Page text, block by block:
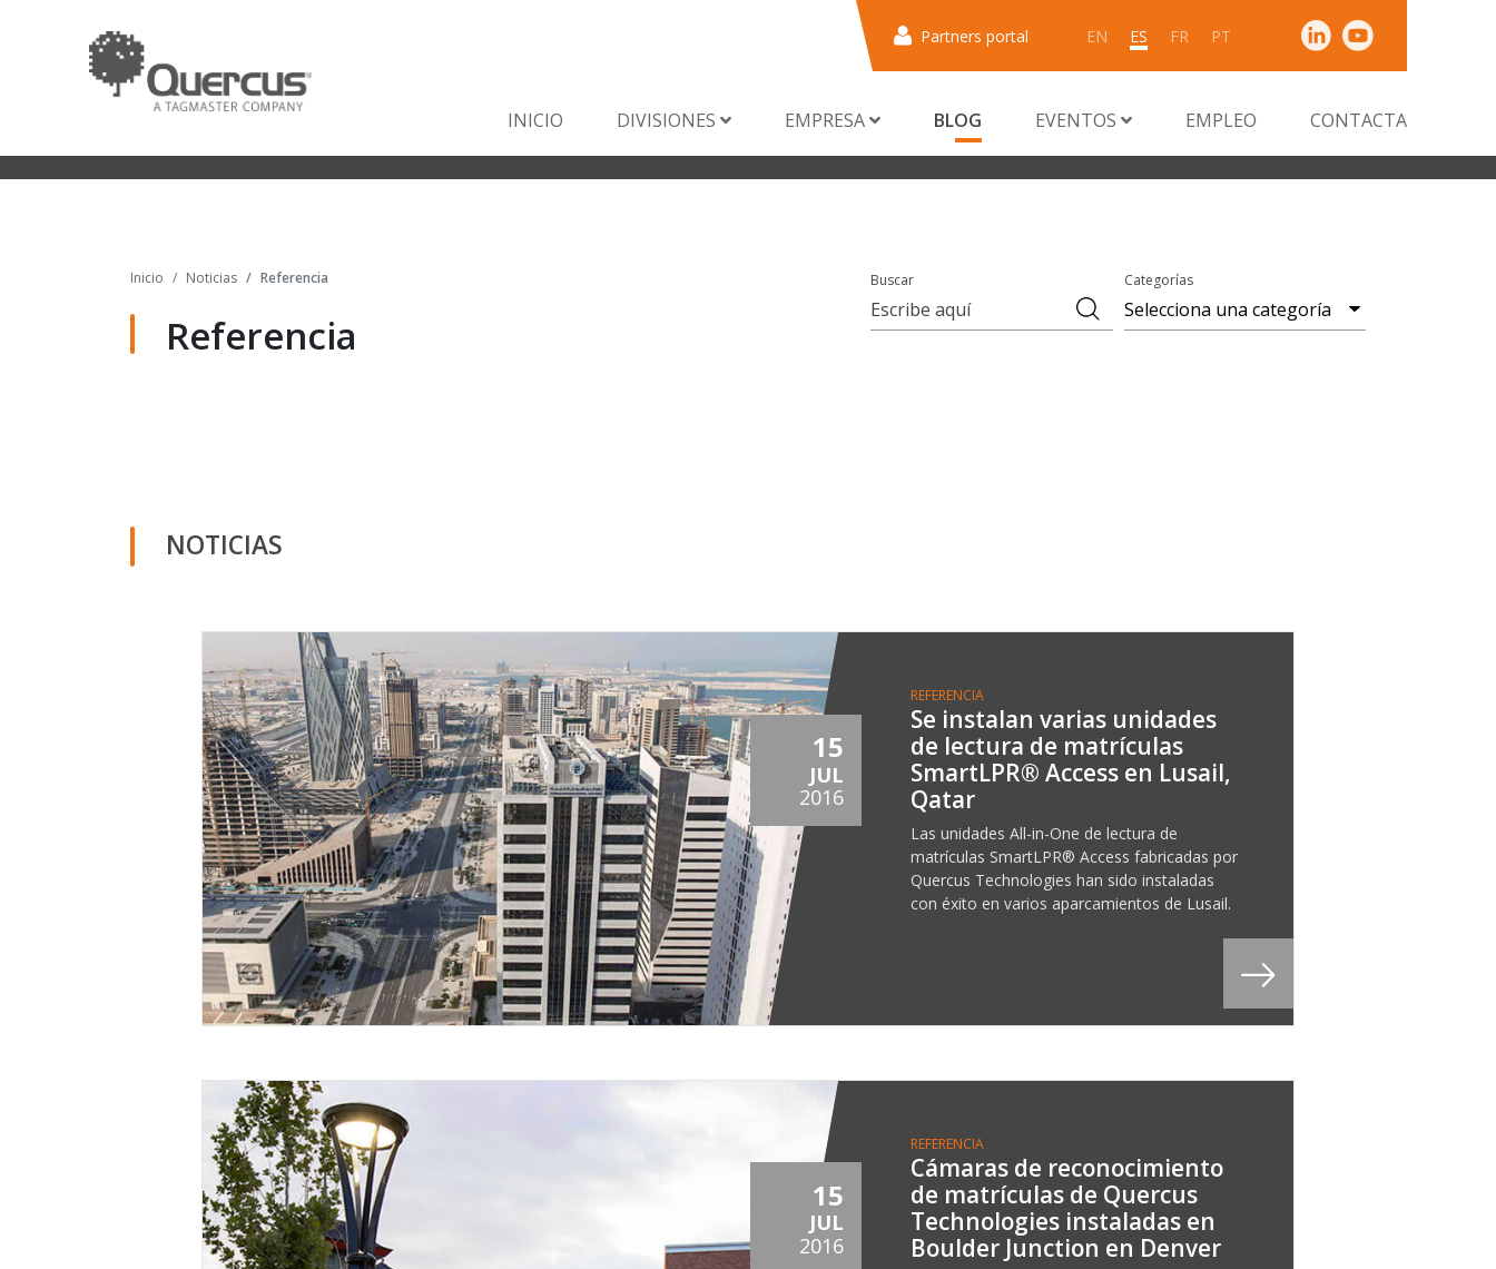
Partners portal EN ES FR PT
INICIO DIVISIONES EMPRESA BLOG EVENTOS EMPLEO CONTACTA
Inicio Noticias Referencia
Referencia
Buscar Categorías
NOTICIAS
REFERENCIA
15
JUL
2016
Se instalan varias unidades
de lectura de matrículas
SmartLPR® Access en Lusail,
Qatar
Las unidades All-in-One de lectura de
matrículas SmartLPR® Access fabricadas por
Quercus Technologies han sido instaladas
con éxito en varios aparcamientos de Lusail.
REFERENCIA
15
JUL
2016
Cámaras de reconocimiento
de matrículas de Quercus
Technologies instaladas en
Boulder Junction en Denver